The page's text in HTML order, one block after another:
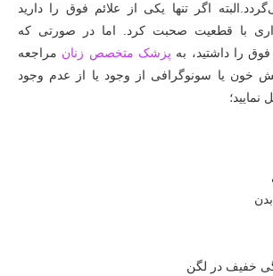
اگر تنها یکی از علائم فوق را دارید
با قطعیت صحبت کرد. اما در صورتی که
را داشتید، به پزشک متخصص زنان مراجعه
خون یا سونوگرافی از وجود یا از عدم وجود
نمایید؛
خفیف در لگن